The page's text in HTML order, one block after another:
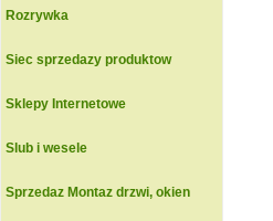
Rozrywka
Siec sprzedazy produktow
Sklepy Internetowe
Slub i wesele
Sprzedaz Montaz drzwi, okien